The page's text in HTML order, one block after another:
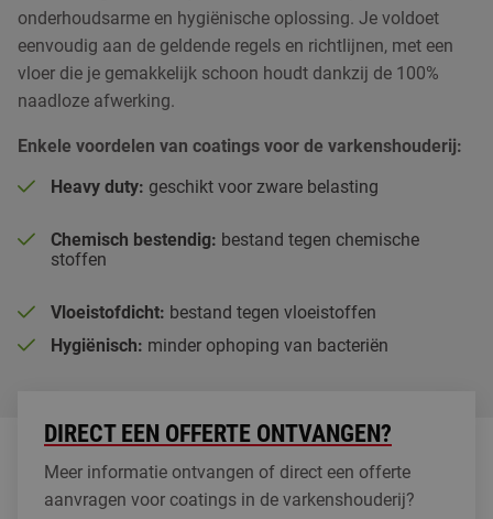
PUCEM vloeren
PU gietvloeren
Betonvloer coating
Kunststof plinten
Vloer laten egaliseren
onderhoudsarme en hygiënische oplossing. Je voldoet
eenvoudig aan de geldende regels en richtlijnen, met een
vloer die je gemakkelijk schoon houdt dankzij de 100%
naadloze afwerking.
Enkele voordelen van coatings voor de varkenshouderij:
Heavy duty: geschikt voor zware belasting
Chemisch bestendig: bestand tegen chemische
stoffen
Vloeistofdicht: bestand tegen vloeistoffen
Hygiënisch: minder ophoping van bacteriën
DIRECT EEN OFFERTE ONTVANGEN?
Meer informatie ontvangen of direct een offerte
aanvragen voor coatings in de varkenshouderij?